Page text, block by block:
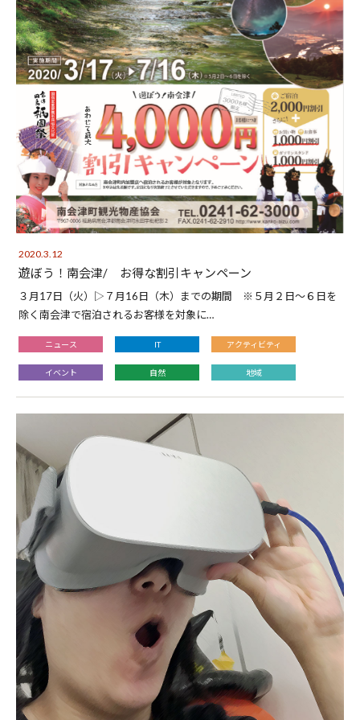
2020.3.12
遊ぼう！南会津/ お得な割引キャンペーン
３月17日（火）▷７月16日（木）までの期間 ※５月２日～６日を
除く南会津で宿泊されるお客様を対象に…
ニュース IT アクティビティ
イベント 自然 地域